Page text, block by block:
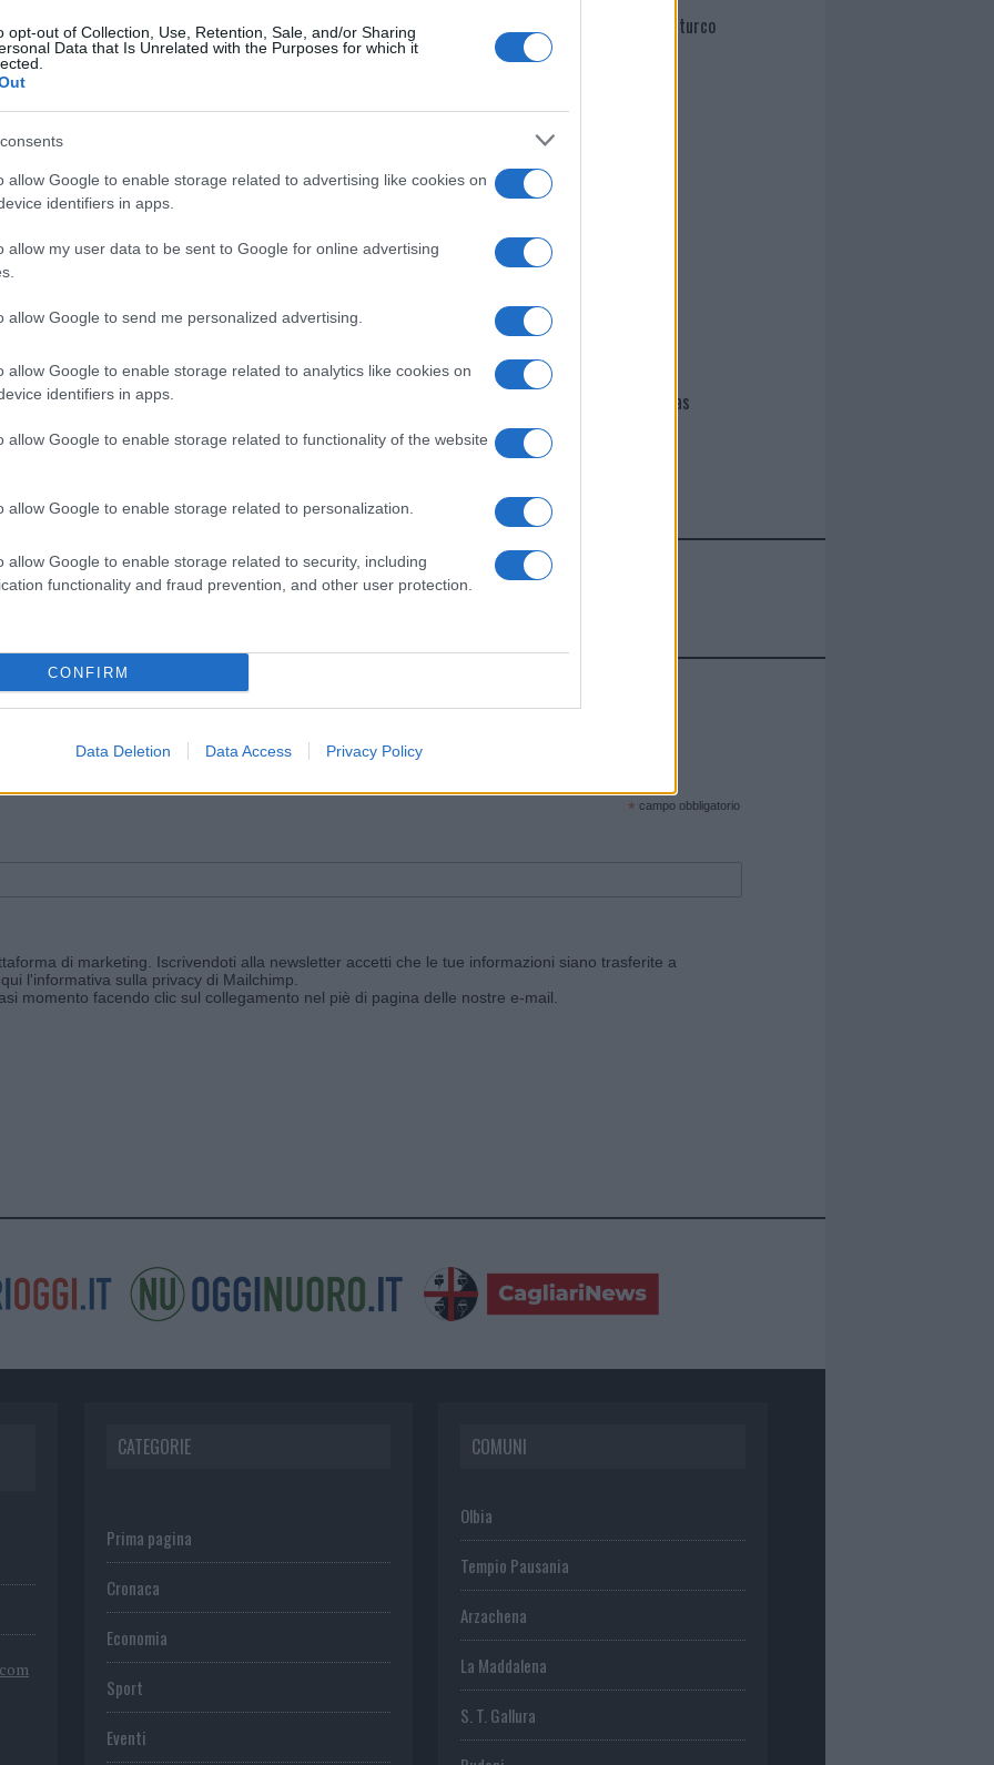
opt-out of Collection, Use, Retention, Sale, and/or Sharing
Data that Is Unrelated with the Purposes for which it
allow Google to enable storage related to advertising like cookies on
identifiers in apps.
allow my user data to be sent to Google for online advertising
allow Google to send me personalized advertising.
allow Google to enable storage related to analytics like cookies on
identifiers in apps.
allow Google to enable storage related to functionality of the website
allow Google to enable storage related to personalization.
allow Google to enable storage related to security, including
functionality and fraud prevention, and other user protection.
CONFIRM
Data Deletion Data Access Privacy Policy
Martina Agostina Diturco
I nostri cari
I nostri cari
Giovannimaria Cabras
Invia un Comunicato Stampa|Pubblicità|Segnala
e ricevi le nostre email periodiche contenenti le ultime notizie pubblicate sul sito web!
* campo obbligatorio
di marketing. Iscrivendoti alla newsletter accetti che le tue informazioni siano trasferite a
l'informativa sulla privacy di Mailchimp
momento facendo clic sul collegamento nel piè di pagina delle nostre e-mail.
CATEGORIE
Prima pagina
Cronaca
Economia
Sport
Eventi
COMUNI
Olbia
Tempio Pausania
Arzachena
La Maddalena
S. T. Gallura